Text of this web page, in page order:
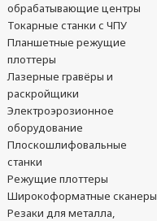
обрабатывающие центры
Токарные станки с ЧПУ
Планшетные режущие
плоттеры
Лазерные гравёры и
раскройщики
Электроэрозионное
оборудование
Плоскошлифовальные
станки
Режущие плоттеры
Широкоформатные сканеры
Резаки для металла,